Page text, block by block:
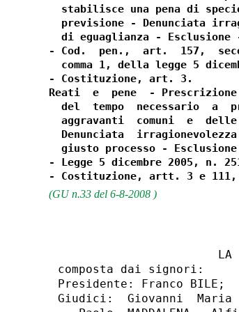
stabilisce una pena di
previsione - Denunciata
di eguaglianza - Esclusione
- Cod.  pen.,  art.  157,
comma 1, della legge 5
- Costituzione, art. 3.
Reati  e  pene  - Prescrizione
del  tempo  necessario  a
aggravanti  comuni  e
Denunciata
giusto processo -
- Legge 5 dicembre 2005, n.
(GU n.33 del 6-8-2008 )
LA
composta dai signori:
Presidente: Franco BILE;
Giudici:  Giovanni  Maria